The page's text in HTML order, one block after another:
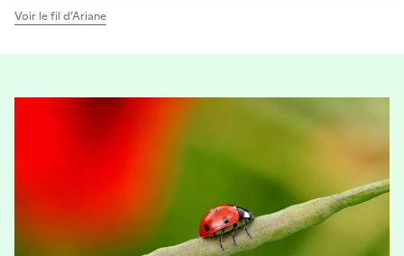
Voir le fil d’Ariane